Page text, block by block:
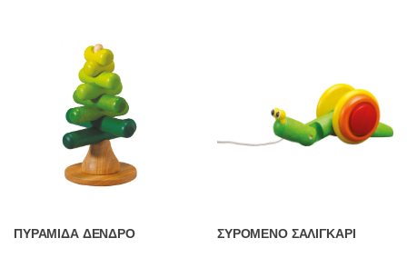
ΠΥΡΑΜΙΔΑ ΔΕΝΔΡΟ ΣΥΡΟΜΕΝΟ ΣΑΛΙΓΚΑΡΙ